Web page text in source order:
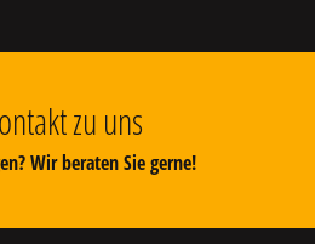
zu uns
Wir beraten Sie gerne!